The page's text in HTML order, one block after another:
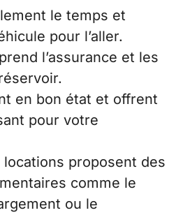
le temps et
pour l’aller.
l’assurance et les
en bon état et offrent
pour votre
proposent des
comme le
ou le